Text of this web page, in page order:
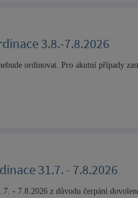
3.8.-7.8.2026
ordinovat. Pro akutní případy
31.7. - 7.8.2026
- 7.8.2026 z důvodu čerpání